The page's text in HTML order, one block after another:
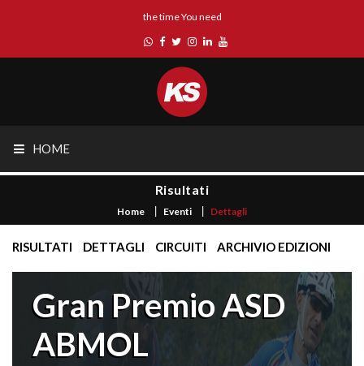
the time You need
HOME
Risultati
Home Eventi Dettagli
RISULTATI DETTAGLI CIRCUITI ARCHIVIO EDIZIONI
Gran Premio ASD
ABMOL